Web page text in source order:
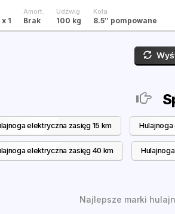
x 1
Amort.
Brak
Udźwig
100 kg
Koła
8.5″ pompowane
elektryczna zasięg 15 km
elektryczna zasięg 40 km
Najlepsze marki